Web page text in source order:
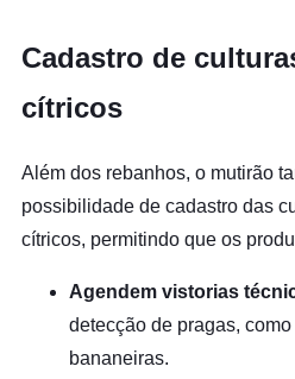
Cadastro de
cítricos
Além dos rebanhos, o mutirão
possibilidade de cadastro das
cítricos, permitindo que os
Agendem vistorias
detecção de pragas,
bananeiras.